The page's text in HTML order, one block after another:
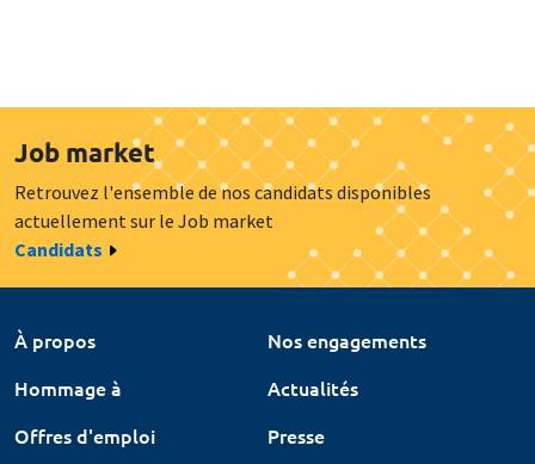
Job market
Retrouvez l'ensemble de nos candidats disponibles
actuellement sur le Job market
Candidats
À propos
Nos engagements
Hommage à
Actualités
Offres d'emploi
Presse